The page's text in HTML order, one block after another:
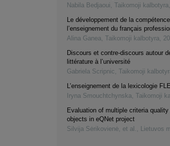
Nabila Bedjaoui, Taikomoji kalbotyra,
Le développement de la
l’enseignement du français
Alina Ganea, Taikomoji kalbotyra,
Discours et contre-discours autour
littérature à l’université
Gabriela Scripnic, Taikomoji
L’enseignement de la lexicologie
Iryna Smouchtchynska, Taikomoji
Evaluation of multiple criteria
objects in eQNet project
Silvija Sėrikovienė, et al. , Lietuvos